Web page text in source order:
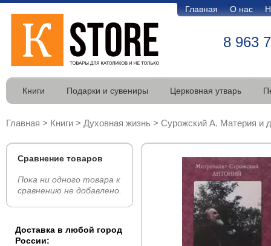
Главная О нас
8 963
Книги Подарки и сувениры Церковная утварь
Главная > Книги > Духовная жизнь > Сурожский А. Материя и
Сравнение товаров
Пока ни одного товара к
сравнению не добавлено.
Доставка в любой город
России: